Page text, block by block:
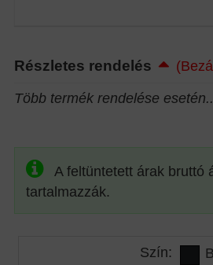
Részletes rendelés
Több termék rendelése
A feltüntetett árak bruttó
tartalmazzák.
Szín: